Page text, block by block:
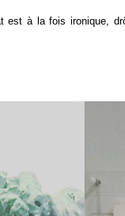
est à la fois ironique,